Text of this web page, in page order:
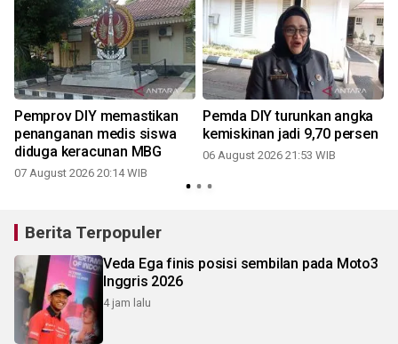
Pemprov DIY memastikan
penanganan medis siswa
diduga keracunan MBG
07 August 2026 20:14 WIB
Pemda DIY turunkan angka
kemiskinan jadi 9,70 persen
06 August 2026 21:53 WIB
Berita Terpopuler
Veda Ega finis posisi sembilan pada Moto3
Inggris 2026
4 jam lalu